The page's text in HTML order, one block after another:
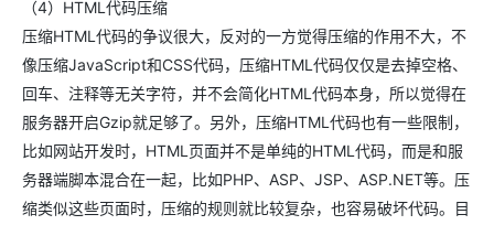
（4）HTML代码压缩
压缩HTML代码的争议很大，反对的一方觉得压缩的作用不大，不
像压缩JavaScript和CSS代码，压缩HTML代码仅仅是去掉空格、
回车、注释等无关字符，并不会简化HTML代码本身，所以觉得在
服务器开启Gzip就足够了。另外，压缩HTML代码也有一些限制，
比如网站开发时，HTML页面并不是单纯的HTML代码，而是和服
务器端脚本混合在一起，比如PHP、ASP、JSP、ASP.NET等。压
缩类似这些页面时，压缩的规则就比较复杂，也容易破坏代码。目